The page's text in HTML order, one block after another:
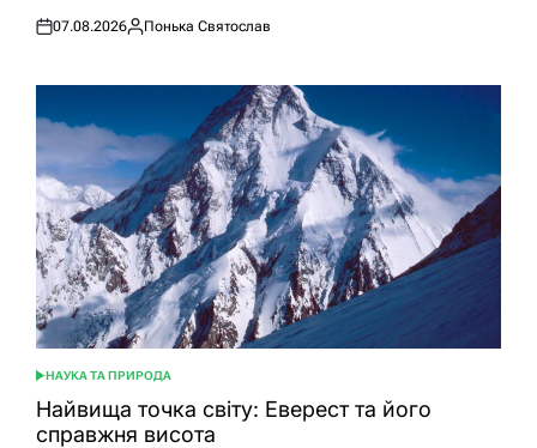
Оприлюднено
07.08.2026
Опубліковано
Понька Святослав
ОПУБЛІКУВАТИ
У
НАУКА ТА ПРИРОДА
Найвища точка світу: Еверест та його
справжня висота